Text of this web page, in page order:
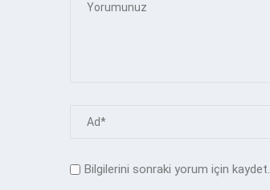
Bilgilerini sonraki yorum için kaydet.